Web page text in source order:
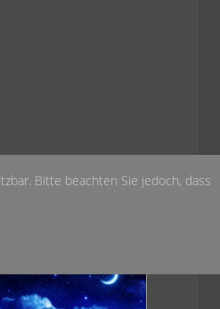
Bitte beachten Sie jedoch, dass